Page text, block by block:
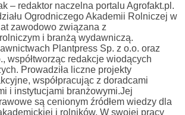
– redaktor naczelna portalu Agrofakt.pl.
Ogrodniczego Akademii Rolniczej w
zawodowo związana z
i branżą wydawniczą.
Plantpress Sp. z o.o. oraz
współtworząc redakcje wiodących
Prowadziła liczne projekty
współpracując z doradcami
i instytucjami branżowymi.Jej
są cenionym źródłem wiedzy dla
i rolników. W swojej pracy